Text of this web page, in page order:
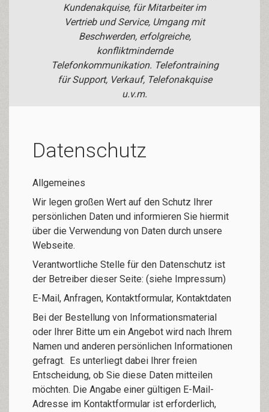
Kundenakquise, für Mitarbeiter im
Vertrieb und Service, Umgang mit
Beschwerden, erfolgreiche,
konfliktmindernde
Telefonkommunikation. Telefontraining
für Support, Verkauf, Telefonakquise
u.v.m.
Datenschutz
Allgemeines
Wir legen großen Wert auf den Schutz Ihrer
persönlichen Daten und informieren Sie hiermit
über die Verwendung von Daten durch unsere
Webseite.
Verantwortliche Stelle für den Datenschutz ist
der Betreiber dieser Seite: (siehe Impressum)
E-Mail, Anfragen, Kontaktformular, Kontaktdaten
Bei der Bestellung von Informationsmaterial
oder Ihrer Bitte um ein Angebot wird nach Ihrem
Namen und anderen persönlichen Informationen
gefragt. Es unterliegt dabei Ihrer freien
Entscheidung, ob Sie diese Daten mitteilen
möchten. Die Angabe einer gültigen E-Mail-
Adresse im Kontaktformular ist erforderlich,